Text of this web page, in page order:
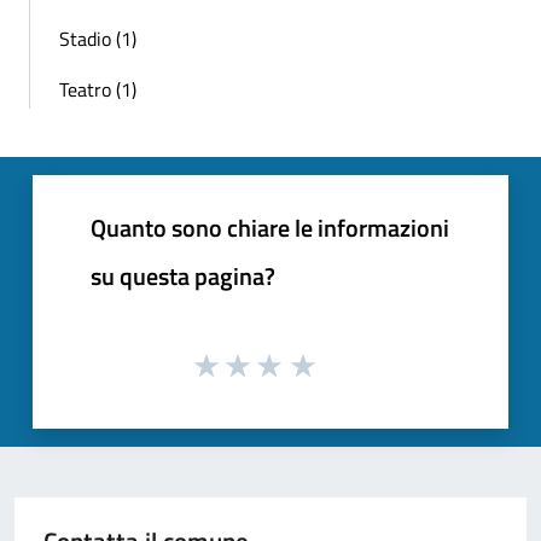
Stadio (1)
Teatro (1)
Quanto sono chiare le informazioni
su questa pagina?